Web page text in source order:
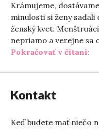
Krámujeme,
minulosti si ženy
ženský kvet.
nepriamo a verejne sa
Pokračovať v čítaní:
Kontakt
Keď budete mať niečo